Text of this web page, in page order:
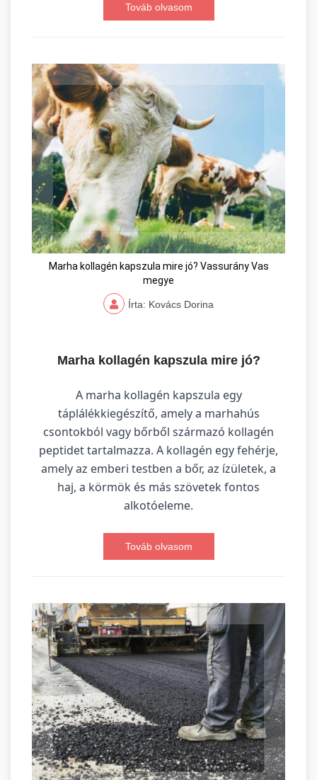
Továb olvasom
Marha kollagén kapszula mire jó? Vassurány Vas
megye
Írta: Kovács Dorina
Marha kollagén kapszula mire jó?
A marha kollagén kapszula egy
táplálékkiegészítő, amely a marhahús
csontokból vagy bőrből származó kollagén
peptidet tartalmazza. A kollagén egy fehérje,
amely az emberi testben a bőr, az ízületek, a
haj, a körmök és más szövetek fontos
alkotóeleme.
Továb olvasom